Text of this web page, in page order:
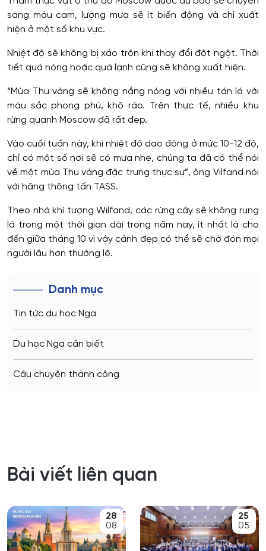
sang màu cam, lượng mưa sẽ ít biến động và chỉ xuất
hiện ở một số khu vực.
Nhiệt độ sẽ không bị xáo trộn khi thay đổi đột ngột. Thời
tiết quá nóng hoặc quá lạnh cũng sẽ không xuất hiện.
“Mùa Thu vàng sẽ không nắng nóng với nhiều tán lá với
màu sắc phong phú, khô ráo. Trên thực tế, nhiều khu
rừng quanh Moscow đã rất đẹp.
Vào cuối tuần này, khi nhiệt độ dao động ở mức 10-12 độ,
chỉ có một số nơi sẽ có mưa nhẹ, chúng ta đã có thể nói
về một mùa Thu vàng đặc trưng thực sự”, ông Vilfand nói
với hãng thông tấn TASS.
Theo nhà khí tượng Wilfand, các rừng cây sẽ không rụng
lá trong một thời gian dài trong năm nay, ít nhất là cho
đến giữa tháng 10 vì vậy cảnh đẹp có thể sẽ chờ đón mọi
người lâu hơn thường lệ.
Danh mục
Tin tức du học Nga
Du học Nga cần biết
Câu chuyện thành công
Bài viết liên quan
28
08
25
05